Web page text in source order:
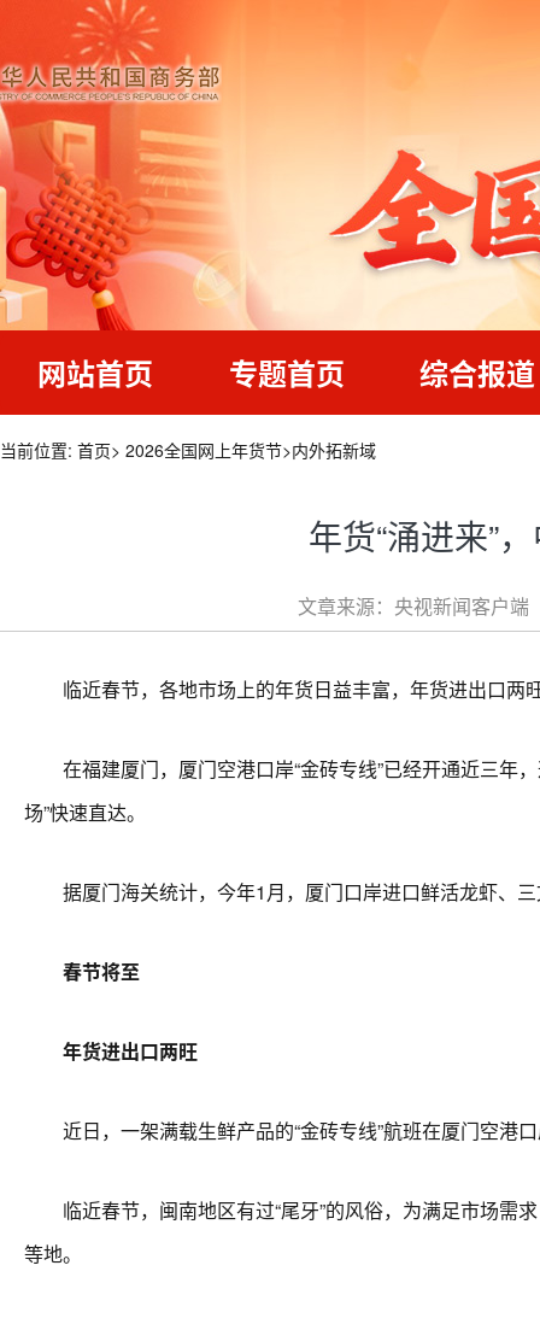
网站首页 专题首页 综合报道
当前位置: 首页> 2026全国网上年货节>内外拓新域
年货“涌进来”
文章来源：央视新闻客户
临近春节，各地市场上的年货日益丰富，年货进出口两
在福建厦门，厦门空港口岸“金砖专线”已经开通近三年
场”快速直达。
据厦门海关统计，今年1月，厦门口岸进口鲜活龙虾、三
春节将至
年货进出口两旺
近日，一架满载生鲜产品的“金砖专线”航班在厦门空港
临近春节，闽南地区有过“尾牙”的风俗，为满足市场需
等地。